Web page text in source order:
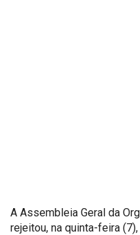
A Assembleia Geral da
rejeitou, na quinta-feira